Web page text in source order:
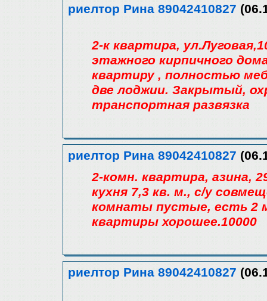
риелтор Рина 89042410827
2-к квартира,
этажного кирпичного
квартиру , полностью
две лоджии. Закрытый,
транспортная развязка
риелтор Рина 89042410827
2-комн. квартира, азина,
кухня 7,3 кв. м., с/у
комнаты пустые, есть 2
квартиры хорошее.10000
риелтор Рина 89042410827